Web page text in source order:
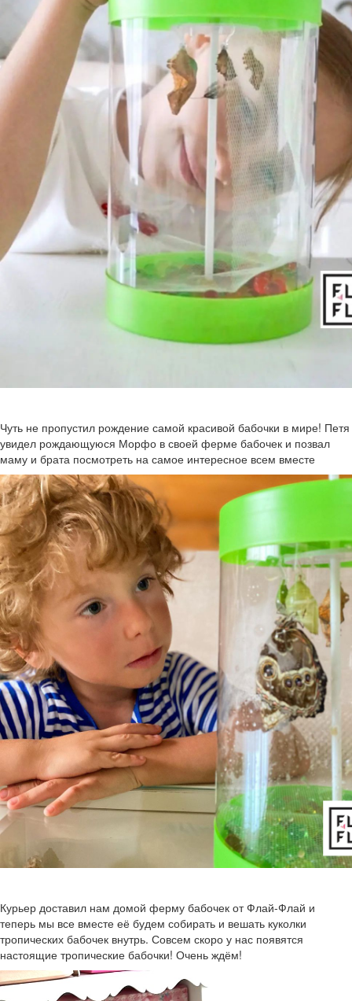
Чуть не пропустил рождение самой красивой бабочки в мире! Петя
увидел рождающуюся Морфо в своей ферме бабочек и позвал
маму и брата посмотреть на самое интересное всем вместе
Курьер доставил нам домой ферму бабочек от Флай-Флай и
теперь мы все вместе её будем собирать и вешать куколки
тропических бабочек внутрь. Совсем скоро у нас появятся
настоящие тропические бабочки! Очень ждём!